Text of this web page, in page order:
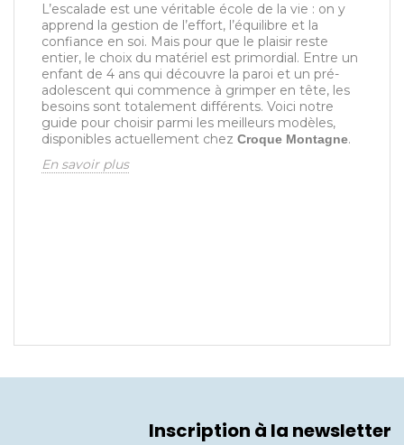
L’escalade est une véritable école de la vie : on y
apprend la gestion de l’effort, l’équilibre et la
confiance en soi. Mais pour que le plaisir reste
entier, le choix du matériel est primordial. Entre un
enfant de 4 ans qui découvre la paroi et un pré-
adolescent qui commence à grimper en tête, les
besoins sont totalement différents. Voici notre
guide pour choisir parmi les meilleurs modèles,
disponibles actuellement chez Croque Montagne.
En savoir plus
Inscription à la newsletter